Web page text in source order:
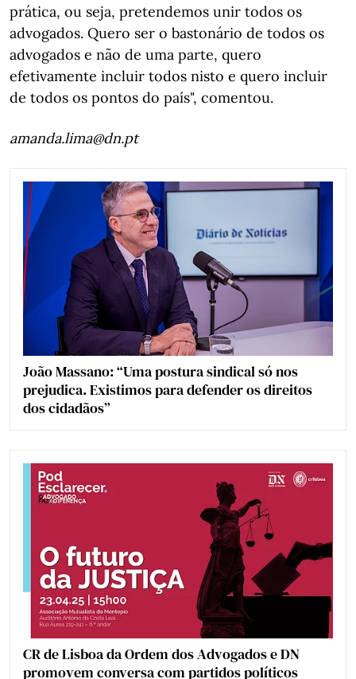
prática, ou seja, pretendemos unir todos os
advogados. Quero ser o bastonário de todos os
advogados e não de uma parte, quero
efetivamente incluir todos nisto e quero incluir
de todos os pontos do país", comentou.
amanda.lima@dn.pt
João Massano: “Uma postura sindical só nos
prejudica. Existimos para defender os direitos
dos cidadãos”
CR de Lisboa da Ordem dos Advogados e DN
promovem conversa com partidos políticos